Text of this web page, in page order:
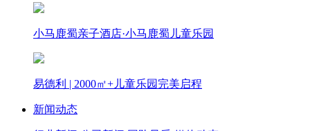
小马鹿蜀亲子酒店·小马鹿蜀儿童乐园
易德利 | 2000㎡+儿童乐园完美启程
新闻动态